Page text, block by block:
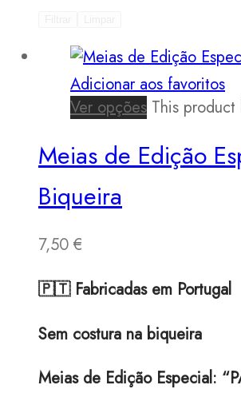
Adicionar aos favoritos
Ver opções This
Meias de Edição
Biqueira
7,50 €
🇵🇹 Fabricadas em Portugal
Sem costura na biqueira
Meias de Edição Especial: